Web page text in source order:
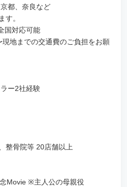
都、奈良など
す。
国対応可能
地までの交通費のご負担をお願
ー2社経験
整骨院等 20店舗以上
Movie ※主人公の母親役